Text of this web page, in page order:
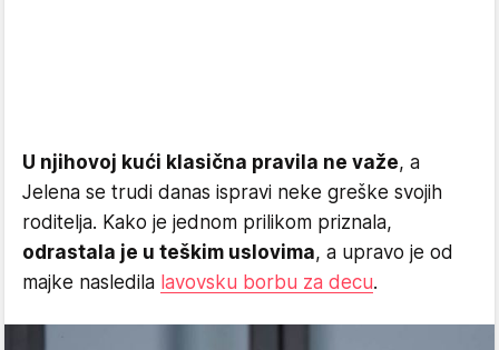
U njihovoj kući klasična pravila ne važe, a
Jelena se trudi danas ispravi neke greške svojih
roditelja. Kako je jednom prilikom priznala,
odrastala je u teškim uslovima, a upravo je od
majke nasledila lavovsku borbu za decu.